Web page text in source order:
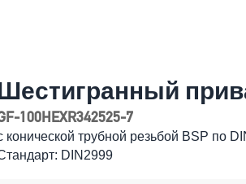
100HEXR342525-7
конической трубной резьбой BSP по
DIN2999